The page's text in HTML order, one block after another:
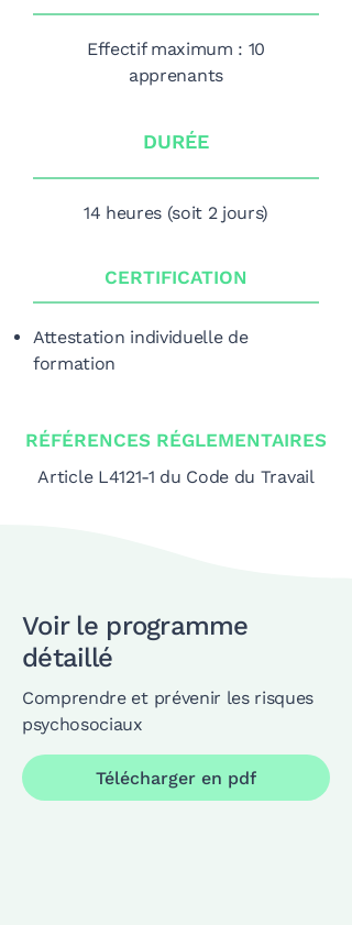
Effectif maximum : 10
apprenants
DURÉE
14 heures (soit 2 jours)
CERTIFICATION
Attestation individuelle de
formation
RÉFÉRENCES RÉGLEMENTAIRES
Article L4121-1 du Code du Travail
Voir le programme
détaillé
Comprendre et prévenir les risques
psychosociaux
Télécharger en pdf